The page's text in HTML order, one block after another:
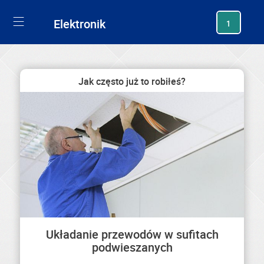
Elektronik 1
Jak często już to robiłeś?
Układanie przewodów w sufitach
podwieszanych